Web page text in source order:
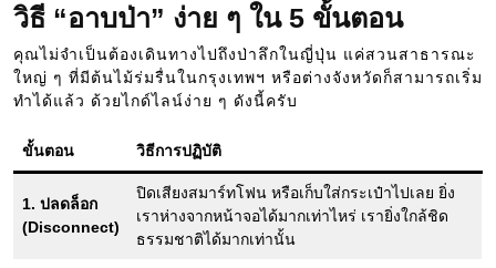
วิธี “อาบป่า” ง่าย ๆ ใน 5 ขั้นตอน
คุณไม่จำเป็นต้องเดินทางไปถึงป่าลึกในญี่ปุ่น แค่สวนสาธารณะ
ใหญ่ ๆ ที่มีต้นไม้ร่มรื่นในกรุงเทพฯ หรือต่างจังหวัดก็สามารถเริ่ม
ทำได้แล้ว ด้วยไกด์ไลน์ง่าย ๆ ดังนี้ครับ
ขั้นตอน วิธีการปฏิบัติ
1. ปลดล็อก
(Disconnect)
ปิดเสียงสมาร์ทโฟน หรือเก็บใส่กระเป๋าไปเลย ยิ่ง
เราห่างจากหน้าจอได้มากเท่าไหร่ เรายิ่งใกล้ชิด
ธรรมชาติได้มากเท่านั้น